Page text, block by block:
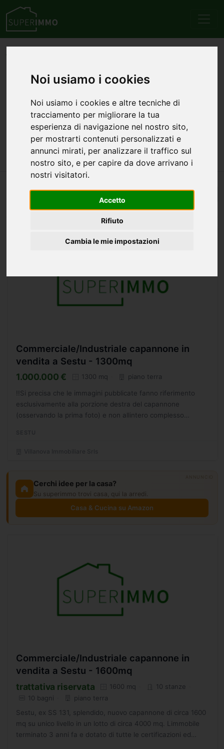
Noi usiamo i cookies
Noi usiamo i cookies e altre tecniche di
tracciamento per migliorare la tua
esperienza di navigazione nel nostro sito,
per mostrarti contenuti personalizzati e
annunci mirati, per analizzare il traffico sul
nostro sito, e per capire da dove arrivano i
nostri visitatori.
Accetto
Rifiuto
Cambia le mie impostazioni
Annunci di
commerciali/industriali
capannoni in vendita a
Sestu
Commerciale/Industriale capannone in
vendita a Sestu - 1300mq
1.000.000 € 1300 mq piano terra
!!Si precisa che le immagini pubblicate fanno riferimento
esclusivamente alla porzione destra del capannone
(osservando la prima foto) e non allintero complesso
Cerchi idee per la casa?
Su superimmo trovi casa, qui la arredi.
Casa & Cucina su Amazon
Commerciale/Industriale capannone in
vendita a Sestu - 1600mq
trattativa riservata 1600 mq
10 stanze
10 bagni
piano terra
Sestu, ex SS 131, splendido, nuovo capannone di circa 1600
mq su unico livello in un lotto di circa 4000 mq. Limmobile
terminato 3 anni fa e dotato di tutte le certificazioni ed